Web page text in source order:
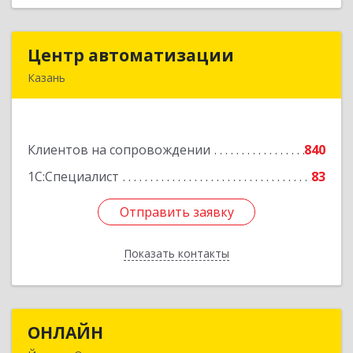
Центр автоматизации
Казань
Клиентов на сопровождении
840
1С:Специалист
83
Отправить заявку
Показать контакты
Центр автоматизации
Подробнее
Отправить заявку
Назад
ОНЛАЙН